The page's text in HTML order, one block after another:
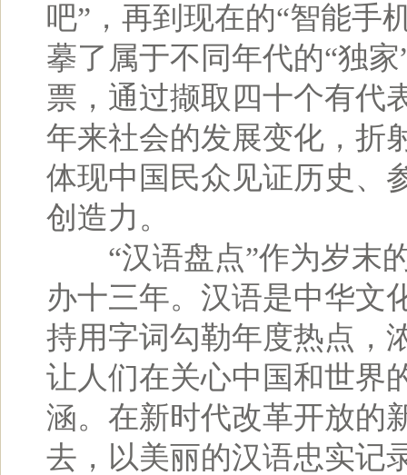
吧”，再到现在的“智能手
摹了属于不同年代的“独
票，通过撷取四十个有代
年来社会的发展变化，折
体现中国民众见证历史、
创造力。
“汉语盘点”作为岁末的
办十三年。汉语是中华文
持用字词勾勒年度热点，
让人们在关心中国和世界
涵。在新时代改革开放的
去，以美丽的汉语忠实记